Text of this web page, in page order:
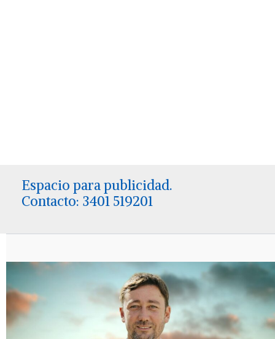
Espacio para publicidad.
Contacto: 3401 519201